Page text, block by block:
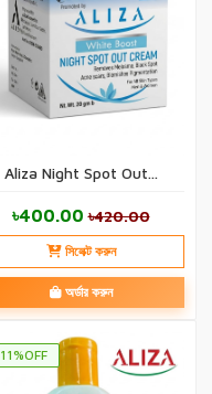
Aliza Night Spot Out...
৳400.00 ৳420.00
সিলেক্ট করুন
অর্ডার করুন
11%OFF